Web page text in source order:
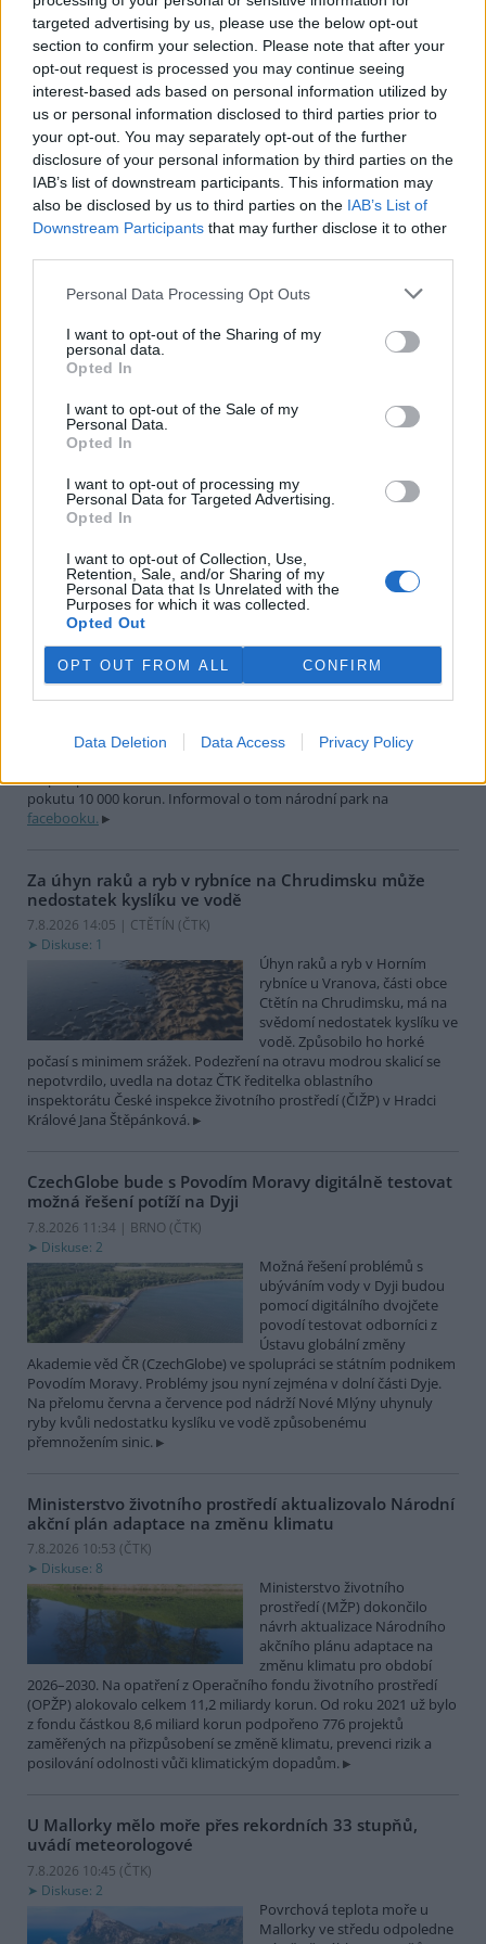
targeted advertising by us, please use the below opt-out
section to confirm your selection. Please note that after your
opt-out request is processed you may continue seeing
interest-based ads based on personal information utilized by
us or personal information disclosed to third parties prior to
your opt-out. You may separately opt-out of the further
disclosure of your personal information by third parties on the
IAB’s list of downstream participants. This information may
also be disclosed by us to third parties on the IAB’s List of
Downstream Participants that may further disclose it to other
Personal Data Processing Opt Outs
I want to opt-out of the Sharing of my
personal data.
Opted In
I want to opt-out of the Sale of my
Personal Data.
Opted In
I want to opt-out of processing my
Personal Data for Targeted Advertising.
Opted In
I want to opt-out of Collection, Use,
Retention, Sale, and/or Sharing of my
Personal Data that Is Unrelated with the
Purposes for which it was collected.
Opted Out
OPT OUT FROM ALL CONFIRM
Data Deletion Data Access Privacy Policy
průzkumném ponoru potápěč
8.8.2026 09:58 | HRANICE ( ČTK
V Hranické propasti, nejhlubší
zatopené jeskyni na světě,
zemřel potápěč. Tragická
událost se stala ve středu při
průzkumném ponoru,
informovala na sociální
Speleologická záchranná služba. Tělo
bylo vyzvednuto z hloubky 186 metrů. Na případ upozornilserver
Novinky.cz. Policie případ vyšetřuje pro trestný čin usmrcení z
nedbalosti, řekla ČTK policejní mluvčí Miluše Zajícová. Muž, hasič z
Prodej hybridních vozů se do konce července zvýšil o
16 procent na 43 653 vozů
8.8.2026 01:18 (ČTK
pohonem od ledna do konce
toho plug-in hybridy rostly o
28,1 procenta na 7585 vozů. Prodej elektromobilů se zvýšil o 27,4
procenta na 10 168 vozidel. Uvedl to Svaz dovozců automobilů.
Vedoucí s dětmi rozdělal pod Pravčickou bránou oheň,
dostal pokutu 10 000 korun
7.8.2026 14:20 | HŘENSKO (
Diskuse: 3
V jeskyni pod Pravčickou
bránou nedaleko Hřenska na
Děčínsku si skupina nezletilých
který při odchodu neuhasila. V
stupeň požárního rizika. Strážci vedoucího dostihli a dali mu
pokutu 10 000 korun. Informoval o tom národní park na
facebooku.
Za úhyn raků a ryb v rybníce na Chrudimsku může
nedostatek kyslíku ve vodě
7.8.2026 14:05 | CTĚTÍN (ČTK)
Diskuse: 1
Úhyn raků a ryb v Horním
rybníce u Vranova, části obce
Ctětín na Chrudimsku, má na
svědomí nedostatek kyslíku ve
vodě. Způsobilo ho horké
počasí s minimem srážek. Podezření na otravu modrou skalicí se
nepotvrdilo, uvedla na dotaz ČTK ředitelka oblastního
inspektorátu České inspekce životního prostředí (ČIŽP) v Hradci
Králové Jana Štěpánková.
CzechGlobe bude s Povodím Moravy digitálně testovat
možná řešení potíží na Dyji
7.8.2026 11:34 | BRNO (ČTK)
Diskuse: 2
Možná řešení problémů s
ubýváním vody v Dyji budou
pomocí digitálního dvojčete
povodí testovat odborníci z
Ústavu globální změny
Akademie věd ČR (CzechGlobe) ve spolupráci se státním podnikem
Povodím Moravy. Problémy jsou nyní zejména v dolní části Dyje.
Na přelomu června a července pod nádrží Nové Mlýny uhynuly
ryby kvůli nedostatku kyslíku ve vodě způsobenému
přemnožením sinic.
Ministerstvo životního prostředí aktualizovalo Národní
akční plán adaptace na změnu klimatu
7.8.2026 10:53 (ČTK)
Diskuse: 8
Ministerstvo životního
prostředí (MŽP) dokončilo
návrh aktualizace Národního
akčního plánu adaptace na
změnu klimatu pro období
2026–2030. Na opatření z Operačního fondu životního prostředí
(OPŽP) alokovalo celkem 11,2 miliardy korun. Od roku 2021 už bylo
z fondu částkou 8,6 miliard korun podpořeno 776 projektů
zaměřených na přizpůsobení se změně klimatu, prevenci rizik a
posilování odolnosti vůči klimatickým dopadům.
U Mallorky mělo moře přes rekordních 33 stupňů,
uvádí meteorologové
7.8.2026 10:45 (ČTK)
Diskuse: 2
Povrchová teplota moře u
Mallorky ve středu odpoledne